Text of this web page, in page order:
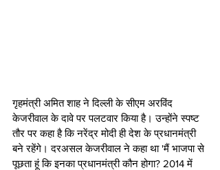
गृहमंत्री अमित शाह ने दिल्ली के सीएम अरविंद
केजरीवाल के दावे पर पलटवार किया है। उन्होंने स्पष्ट
तौर पर कहा है कि नरेंद्र मोदी ही देश के प्रधानमंत्री
बने रहेंगे। दरअसल केजरीवाल ने कहा था 'मैं भाजपा से
पूछता हूं कि इनका प्रधानमंत्री कौन होगा? 2014 में